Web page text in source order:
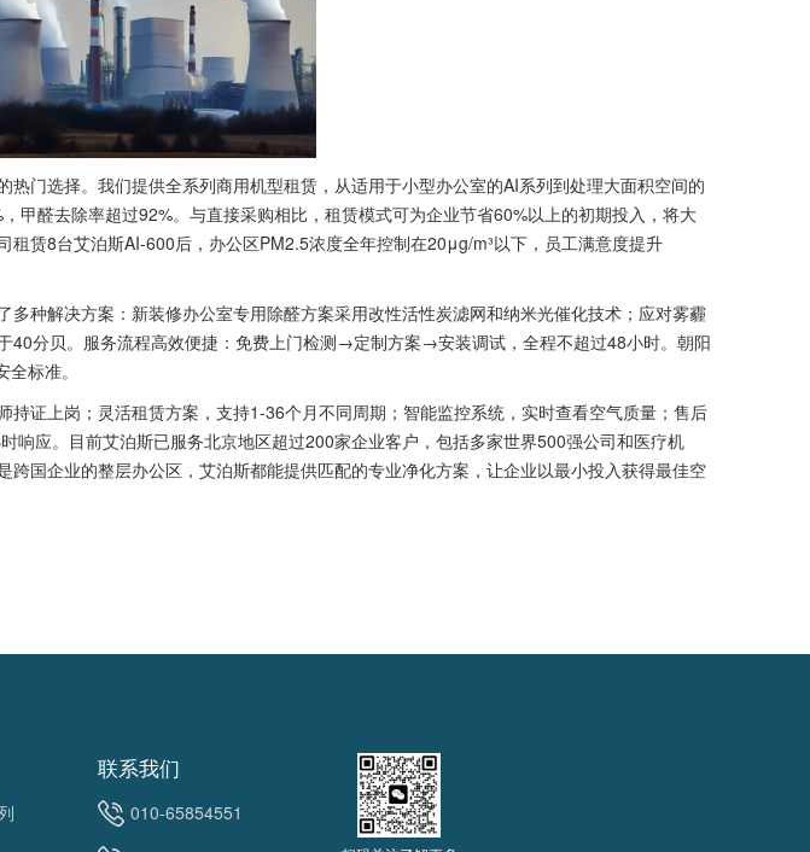
选择。我们提供全系列商用机型租赁，从适用于小型办公室的AI系列到处理大面积空间的
甲醛去除率超过92%。与直接采购相比，租赁模式可为企业节省60%以上的初期投入，将大
赁8台艾泊斯AI-600后，办公区PM2.5浓度全年控制在20μg/m³以下，员工满意度提升
解决方案：新装修办公室专用除醛方案采用改性活性炭滤网和纳米光催化技术；应对雾霾
40分贝。服务流程高效便捷：免费上门检测→定制方案→安装调试，全程不超过48小时。朝阳
标准。
上岗；灵活租赁方案，支持1-36个月不同周期；智能监控系统，实时查看空气质量；售后
应。目前艾泊斯已服务北京地区超过200家企业客户，包括多家世界500强公司和医疗机
国企业的整层办公区，艾泊斯都能提供匹配的专业净化方案，让企业以最小投入获得最佳空
联系我们
010-65854551